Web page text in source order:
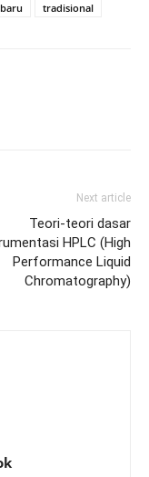
tradisional
Next article
Teori-teori dasar
HPLC (High
Performance Liquid
Chromatography)